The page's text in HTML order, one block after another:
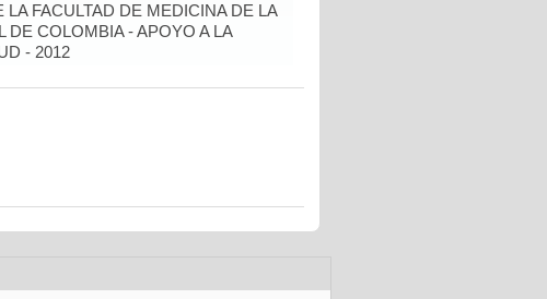
FACULTAD DE MEDICINA DE LA
DE COLOMBIA - APOYO A LA
- 2012